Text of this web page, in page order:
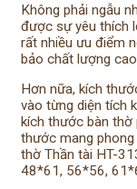
Không phải ngẫu
được sự yêu thích
rất nhiều ưu điểm
bảo chất lượng
Hơn nữa, kích
vào từng diện tích
kích thước bàn thờ
thước mang
thờ Thần tài HT-
48*61, 56*56,